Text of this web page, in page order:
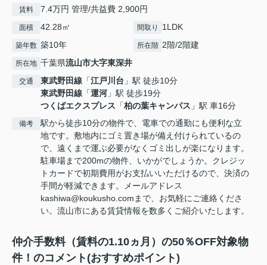
賃料 7.4万円 管理/共益費 2,900円
面積 42.28㎡ 間取り 1LDK
築年数 築10年 所在階 2階/2階建
所在地 千葉県流山市大字東深井
交通 東武野田線 「江戸川台 」駅 徒歩10分
東武野田線 「運河 」駅 徒歩19分
つくばエクスプレス 「柏の葉キャンパス 」駅 車16分
備考
駅から徒歩10分の物件で、電車での通勤にも便利な立
地です。敷地内にゴミ置き場が備え付けられているの
で、遠くまで運ぶ必要がなくゴミ出しが楽になります。
駐車場まで200mの物件、いかがでしょうか。クレジッ
トカードで初期費用がお支払いいただけるので、決済の
手間が軽減できます。メールアドレス
kashiwa@koukusho.comまで、お気軽にご連絡くださ
い。流山市にある賃貸情報を数多くご紹介いたします。
仲介手数料（賃料の1.10ヵ月）の50％OFF対象物
件！のコメント(おすすめポイント)